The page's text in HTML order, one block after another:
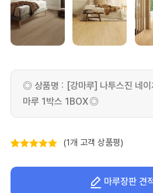
[강마루] 나투스진 네
마루 1박스 1BOX
평가를 기준
(1개 고객 상품평)
마루장판 견